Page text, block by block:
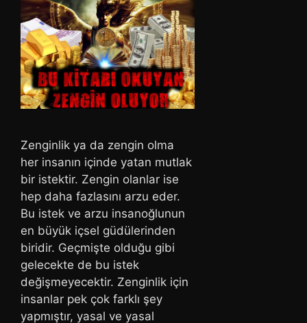
Zenginlik ya da zengin olma
her insanın içinde yatan mutlak
bir istektir. Zengin olanlar ise
hep daha fazlasını arzu eder.
Bu istek ve arzu insanoğlunun
en büyük içsel güdülerinden
biridir. Geçmişte olduğu gibi
gelecekte de bu istek
değişmeyecektir. Zenginlik için
insanlar pek çok farklı şey
yapmıştır, yasal ve yasal